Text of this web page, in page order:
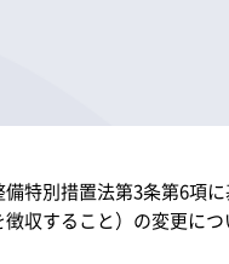
特別措置法第3条第6項
収すること）の変更に